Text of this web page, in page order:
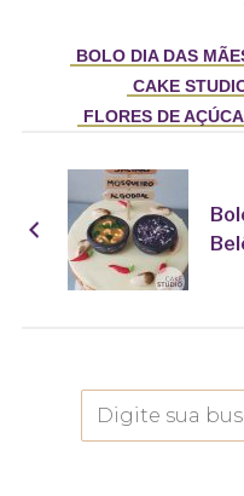
BOLO DIA DAS
CAKE
FLORES DE